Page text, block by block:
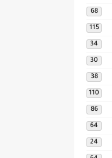
68
115
34
30
38
110
86
64
24